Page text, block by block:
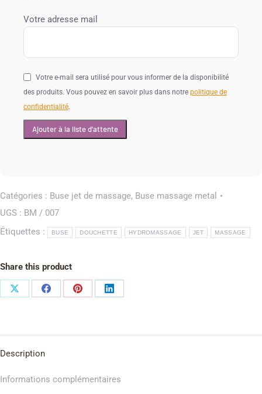
Votre adresse mail
Votre e-mail sera utilisé pour vous informer de la disponibilité
des produits. Vous pouvez en savoir plus dans notre politique de
confidentialité.
Catégories : Buse jet de massage, Buse massage metal
UGS : BM / 007
Étiquettes :
BUSE DOUCHETTE HYDROMASSAGE JET MASSAGE
Share this product
Description
Informations complémentaires